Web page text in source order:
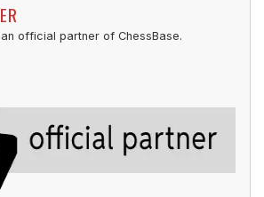
official partner of ChessBase.